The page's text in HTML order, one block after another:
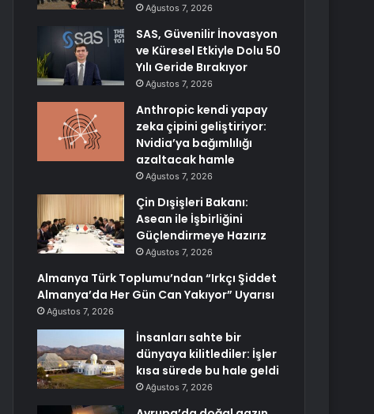
Ağustos 7, 2026
SAS, Güvenilir İnovasyon
ve Küresel Etkiyle Dolu 50
Yılı Geride Bırakıyor
Ağustos 7, 2026
Anthropic kendi yapay
zeka çipini geliştiriyor:
Nvidia’ya bağımlılığı
azaltacak hamle
Ağustos 7, 2026
Çin Dışişleri Bakanı:
Asean ile İşbirliğini
Güçlendirmeye Hazırız
Ağustos 7, 2026
Almanya Türk Toplumu’ndan “Irkçı Şiddet
Almanya’da Her Gün Can Yakıyor” Uyarısı
Ağustos 7, 2026
İnsanları sahte bir
dünyaya kilitlediler: İşler
kısa sürede bu hale geldi
Ağustos 7, 2026